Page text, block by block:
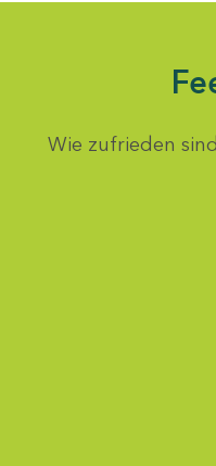
Wie zufrieden